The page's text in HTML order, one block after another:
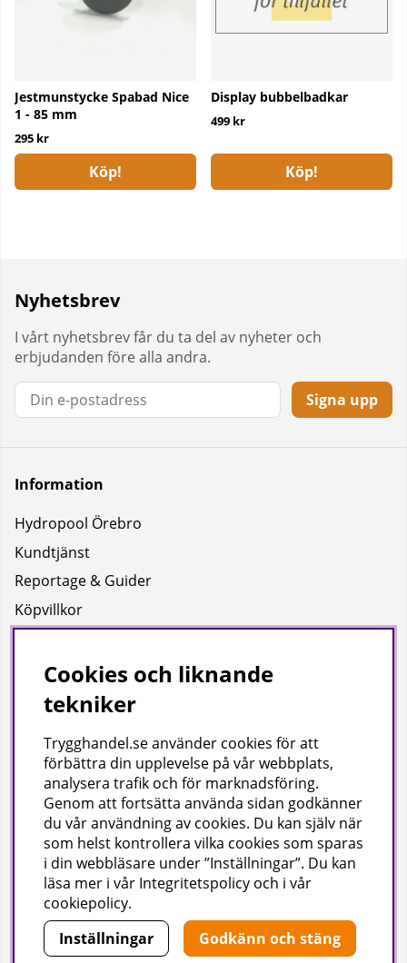
Jestmunstycke Spabad Nice
1 - 85 mm
295 kr
Köp!
Display bubbelbadkar
499 kr
Köp!
Nyhetsbrev
I vårt nyhetsbrev får du ta del av nyheter och
erbjudanden före alla andra.
Signa upp
Information
Hydropool Örebro
Kundtjänst
Reportage & Guider
Köpvillkor
Uppgifter för leverans
Om oss
Företagsinformation / hitta till oss
Gilla oss på facebook!
Ta del av inspiration, tävlingar och mycket mer
Cookies och liknande
tekniker
Trygghandel.se använder cookies för att
förbättra din upplevelse på vår webbplats,
analysera trafik och för marknadsföring.
Genom att fortsätta använda sidan godkänner
du vår användning av cookies. Du kan själv när
som helst kontrollera vilka cookies som sparas
i din webbläsare under ”Inställningar”. Du kan
läsa mer i vår Integritetspolicy och i vår
cookiepolicy.
Inställningar
Godkänn och stäng